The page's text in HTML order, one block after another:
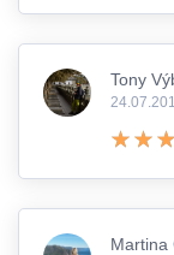
Tony
Martina